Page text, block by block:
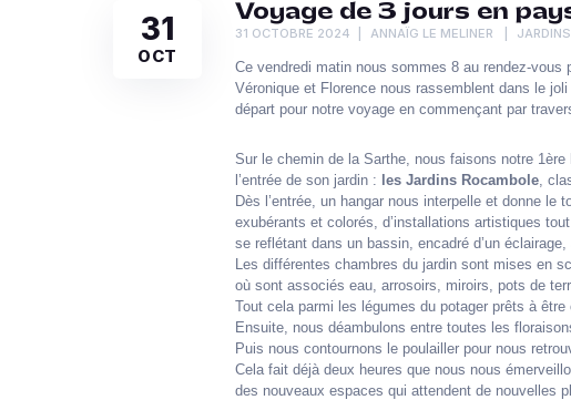
31
OCT
Voyage de 3 jours en
31 OCTOBRE 2024 ANNAÏG LE MELINER
Ce vendredi matin nous sommes 8 au rendez-vous
Véronique et Florence nous rassemblent dans le
départ pour notre voyage en commençant par
Sur le chemin de la Sarthe, nous faisons notre 1ère
l’entrée de son jardin : les Jardins Rocambole,
Dès l’entrée, un hangar nous interpelle et donne le
exubérants et colorés, d’installations artistiques
se reflétant dans un bassin, encadré d’un
Les différentes chambres du jardin sont mises en
où sont associés eau, arrosoirs, miroirs, pots de
Tout cela parmi les légumes du potager prêts à
Ensuite, nous déambulons entre toutes les
Puis nous contournons le poulailler pour nous
Cela fait déjà deux heures que nous nous
des nouveaux espaces qui attendent de nouvelles